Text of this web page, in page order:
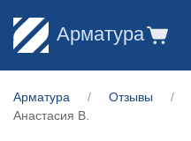
Арматура
Арматура Отзывы
Анастасия В.